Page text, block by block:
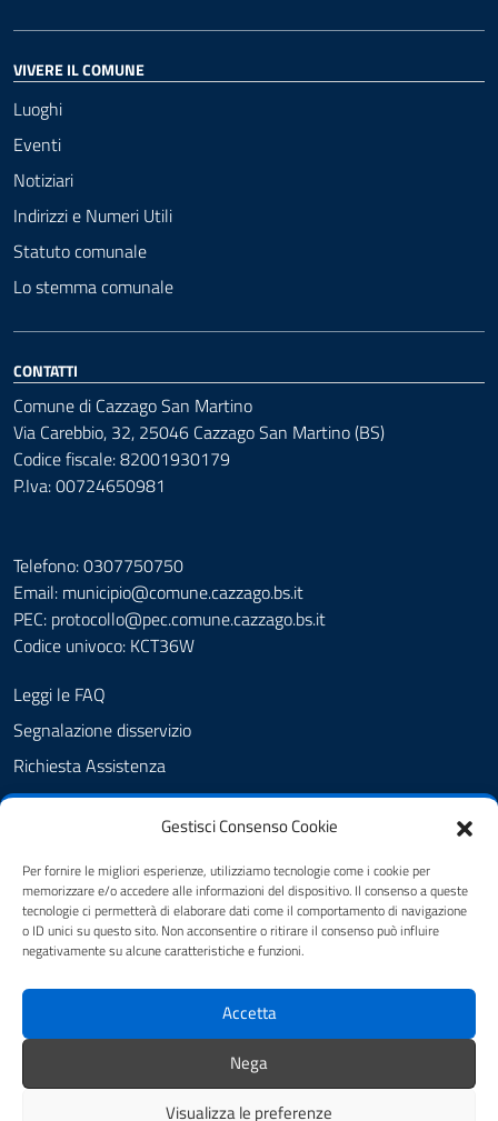
Gestisci Consenso Cookie
Per fornire le migliori esperienze, utilizziamo tecnologie come i cookie per
memorizzare e/o accedere alle informazioni del dispositivo. Il consenso a queste
tecnologie ci permetterà di elaborare dati come il comportamento di navigazione
o ID unici su questo sito. Non acconsentire o ritirare il consenso può influire
negativamente su alcune caratteristiche e funzioni.
Accetta
Nega
Visualizza le preferenze
VIVERE IL COMUNE
Luoghi
Eventi
Notiziari
Indirizzi e Numeri Utili
Statuto comunale
Lo stemma comunale
CONTATTI
Comune di Cazzago San Martino
Via Carebbio, 32, 25046 Cazzago San Martino (BS)
Codice fiscale: 82001930179
P.Iva: 00724650981
Telefono: 0307750750
Email: municipio@comune.cazzago.bs.it
PEC: protocollo@pec.comune.cazzago.bs.it
Codice univoco: KCT36W
Leggi le FAQ
Segnalazione disservizio
Richiesta Assistenza
Amministrazione Trasparente
Cookie Policy
Informativa privacy
Dichiarazione di accessibilità
Feedback